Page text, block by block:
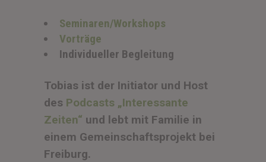
Seminaren/Workshops
Vorträge
Individueller Begleitung
Tobias ist der Initiator und Host
des Podcasts „Interessante
Zeiten“ und lebt mit Familie in
einem Gemeinschaftsprojekt bei
Freiburg.